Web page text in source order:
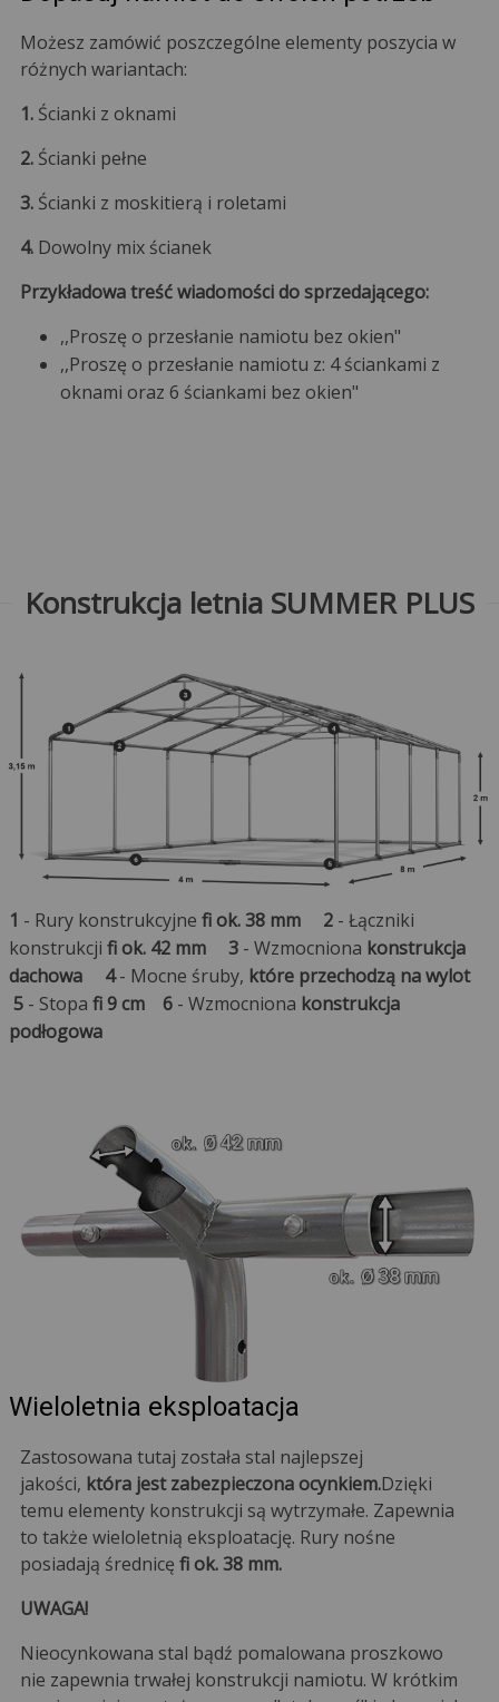
Możesz zamówić poszczególne elementy poszycia w
różnych wariantach:
1.Ścianki z oknami
2.Ścianki pełne
3.Ścianki z moskitierą i roletami
4.Dowolny mix ścianek
Przykładowa treść wiadomości do sprzedającego:
,,Proszę o przesłanie namiotu bez okien"
,,Proszę o przesłanie namiotu z: 4 ściankami z
oknami oraz 6 ściankami bez okien"
Konstrukcja letnia SUMMER PLUS
1 - Rury konstrukcyjne fi ok. 38 mm 2- Łączniki
konstrukcji fi ok. 42 mm 3- Wzmocniona konstrukcja
dachowa
4- Mocne śruby, które przechodzą na wylot
5- Stopa fi 9 cm 6 - Wzmocniona konstrukcja
podłogowa
Wieloletnia eksploatacja
Zastosowana tutaj została stal najlepszej
jakości, która jest zabezpieczona ocynkiem.Dzięki
temu elementy konstrukcji są wytrzymałe. Zapewnia
to także wieloletnią eksploatację. Rury nośne
posiadają średnicę fi ok. 38 mm.
UWAGA!
Nieocynkowana stal bądź pomalowana proszkowo
nie zapewnia trwałej konstrukcji namiotu. W krótkim